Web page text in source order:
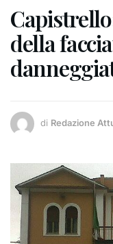
della
di Redazione